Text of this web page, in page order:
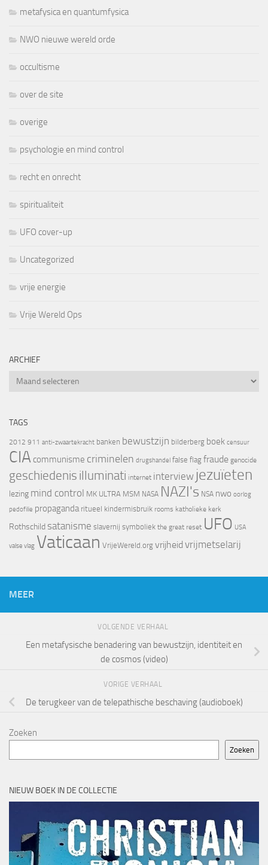
metafysica en quantumfysica
NWO nieuwe wereld orde
occultisme
over de site
overige
psychologie en mind control
recht en onrecht
spiritualiteit
UFO cover-up
Uncategorized
vrije energie
Vrije Wereld Ops
ARCHIEF
Archief
TAGS
2012 911 anti-zwaartekracht banken bewustzijn bilderberg boek censuur
CIA communisme criminelen drugshandel false flag fraude genocide
geschiedenis illuminati internet interview jezuïeten
lezing mind control MK ULTRA MSM NASA NAZI's NSA nwo oorlog
pedofilie propaganda ritueel kindermisbruik rooms katholieke kerk
Rothschild satanisme slavernij symboliek the great reset UFO USA
valse vlag Vaticaan VrijeWereld.org vrijheid vrijmetselarij
MEER
VOLGENDE VERHAAL
Een metafysische benadering van bewustzijn, identiteit en
de cosmos (video)
VORIGE VERHAAL
De terugkeer van de telepathische beschaving (audioboek)
Zoeken
Zoeken
NIEUW BOEK IN DE COLLECTIE